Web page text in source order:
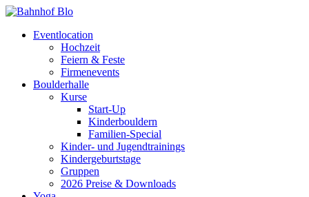
Eventlocation
Hochzeit
Feiern & Feste
Firmenevents
Boulderhalle
Kurse
Start-Up
Kinderbouldern
Familien-Special
Kinder- und Jugendtrainings
Kindergeburtstage
Gruppen
2026 Preise & Downloads